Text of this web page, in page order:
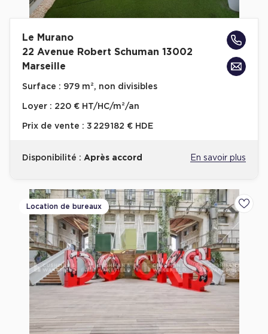
Guide & Conseils
Livrets blancs & Études
Le Murano
22 Avenue Robert Schuman 13002
Marseille
Surface : 979 m², non divisibles
Loyer : 220 € HT/HC/m²/an
Prix de vente : 3 229 182 € HDE
Disponibilité : Après accord En savoir plus
Location de bureaux